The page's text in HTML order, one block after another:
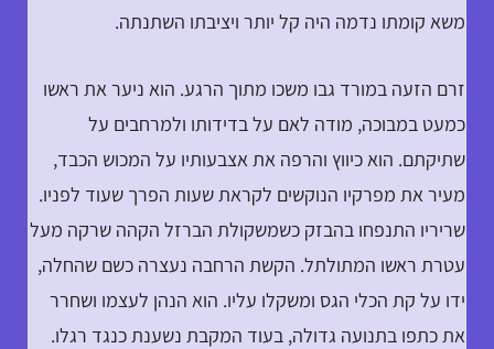
משא קומתו נדמה היה קל יותר ויציבתו השתנתה.
זרם הזעה במורד גבו משכו מתוך הרגע. הוא ניער את ראשו
כמעט במבוכה, מודה לאם על בדידותו ולמרחבים על
שתיקתם. הוא כיווץ והרפה את אצבעותיו על המכוש הכבד,
מעיר את מפרקיו הנוקשים לקראת שעות הפרך שעוד לפניו.
שריריו התנפחו בהבזק כשמשקולת הברזל הקהה שרקה מעל
עטרת ראשו המתולתל. הקשת הרחבה נעצרה כשם שהחלה,
ידו על קת הכלי הגס ומשקלו עליו. הוא הנהן לעצמו ושחרר
את כתפו בתנועה גדולה, בעוד המקבת נשענת כנגד רגלו.